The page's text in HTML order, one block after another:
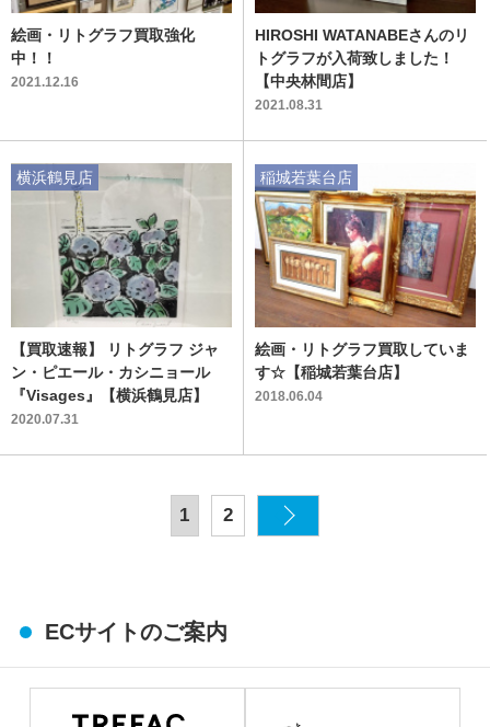
絵画・リトグラフ買取強化
中！！
2021.12.16
HIROSHI WATANABEさんのリ
トグラフが入荷致しました！
【中央林間店】
2021.08.31
【買取速報】 リトグラフ ジャ
ン・ピエール・カシニョール
『Visages』【横浜鶴見店】
2020.07.31
横浜鶴見店
絵画・リトグラフ買取していま
す☆【稲城若葉台店】
2018.06.04
稲城若葉台店
1 2
ECサイトのご案内